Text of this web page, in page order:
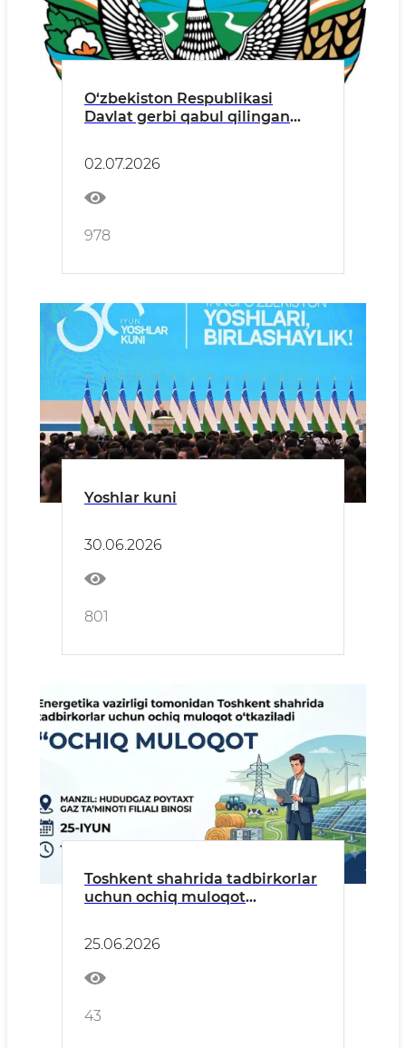
O‘zbekiston Respublikasi
Davlat gerbi qabul qilingan
02.07.2026
978
Yoshlar kuni
30.06.2026
801
Toshkent shahrida tadbirkorlar
uchun ochiq muloqot
25.06.2026
43